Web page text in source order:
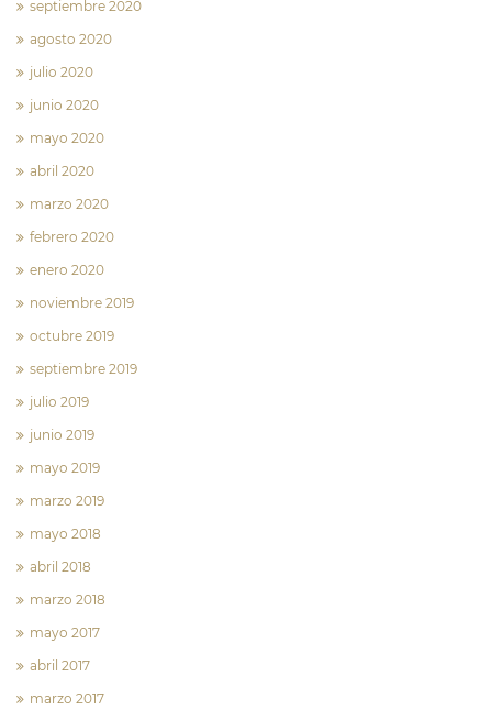
septiembre 2020
agosto 2020
julio 2020
junio 2020
mayo 2020
abril 2020
marzo 2020
febrero 2020
enero 2020
noviembre 2019
octubre 2019
septiembre 2019
julio 2019
junio 2019
mayo 2019
marzo 2019
mayo 2018
abril 2018
marzo 2018
mayo 2017
abril 2017
marzo 2017